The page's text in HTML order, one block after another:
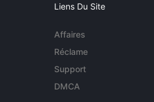
Liens Du Site
Affaires
Réclame
Support
DMCA